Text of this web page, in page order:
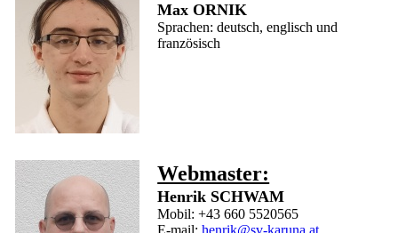
Max ORNIK
Sprachen: deutsch, englisch und
französisch
Webmaster:
Henrik SCHWAM
Mobil: +43 660 5520565
E-mail:henrik@sv-karuna.at